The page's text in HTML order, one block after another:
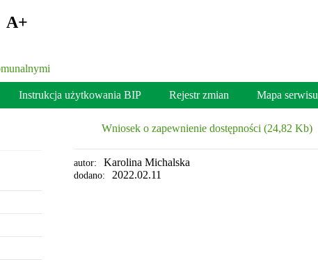
A+
Instrukcja użytkowania BIP Rejestr zmian Mapa serwisu
Wniosek o zapewnienie dostępności (24,82 Kb)
autor: Karolina Michalska
dodano: 2022.02.11